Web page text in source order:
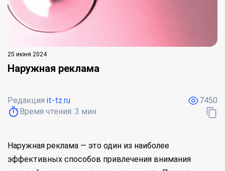
25 июня 2024
Наружная реклама
Редакция it-tz.ru
Время чтения: 3 мин
7450
Наружная реклама — это один из наиболее
эффективных способов привлечения внимания